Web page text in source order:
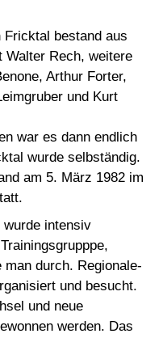
Fricktal bestand aus
Walter Rech, weitere
Arthur Forter,
und Kurt
war es dann endlich
wurde selbständig.
am 5. März 1982 im
wurde intensiv
durch. Regionale-
und besucht.
und neue
werden. Das